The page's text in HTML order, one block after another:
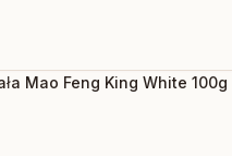
Mao Feng King White 100g